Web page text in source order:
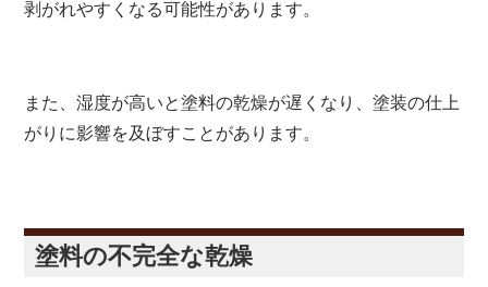
剥がれやすくなる可能性があります。
また、湿度が高いと塗料の乾燥が遅くなり、塗装の仕上
がりに影響を及ぼすことがあります。
塗料の不完全な乾燥